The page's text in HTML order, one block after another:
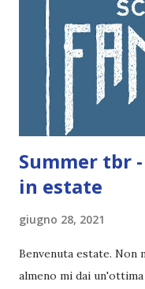
Summer tbr
in estate
giugno 28, 2021
Benvenuta estate. Non
almeno mi dai